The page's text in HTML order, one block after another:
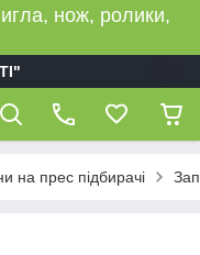
нож, ролики,
на прес підбирачі